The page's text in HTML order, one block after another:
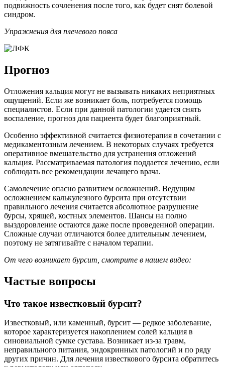
подвижность сочленения после того, как будет снят болевой
синдром.
Упражнения для плечевого пояса
Прогноз
Отложения кальция могут не вызывать никаких неприятных
ощущений. Если же возникает боль, потребуется помощь
специалистов. Если при данной патологии удается снять
воспаление, прогноз для пациента будет благоприятный.
Особенно эффективной считается физиотерапия в сочетании с
медикаментозным лечением. В некоторых случаях требуется
оперативное вмешательство для устранения отложений
кальция. Рассматриваемая патология поддается лечению, если
соблюдать все рекомендации лечащего врача.
Самолечение опасно развитием осложнений. Ведущим
осложнением калькулезного бурсита при отсутствии
правильного лечения считается абсолютное разрушение
бурсы, хрящей, костных элементов. Шансы на полно
выздоровление остаются даже после проведенной операции.
Сложные случаи отличаются более длительным лечением,
поэтому не затягивайте с началом терапии.
От чего возникает бурсит, смотрите в нашем видео:
Частые вопросы
Что такое известковый бурсит?
Известковый, или каменный, бурсит — редкое заболевание,
которое характеризуется накоплением солей кальция в
синовиальной сумке сустава. Возникает из-за травм,
неправильного питания, эндокринных патологий и по ряду
других причин. Для лечения известкового бурсита обратитесь